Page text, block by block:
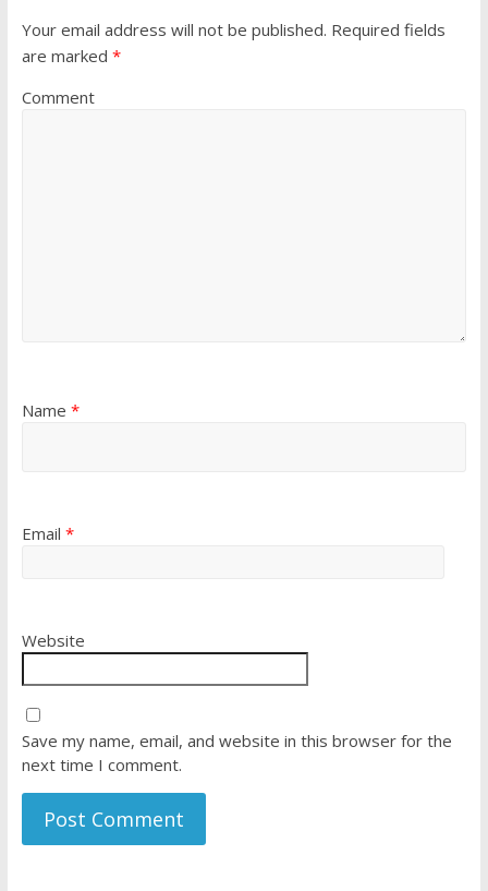
Your email address will not be published. Required fields
are marked *
Comment
Name *
Email *
Website
Save my name, email, and website in this browser for the
next time I comment.